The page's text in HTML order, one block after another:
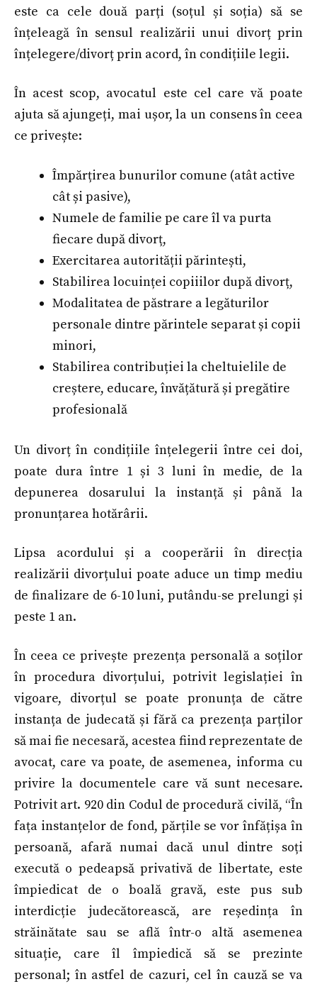
este ca cele două parți (soțul și soția) să se
înțeleagă în sensul realizării unui divorț prin
înțelegere/divorț prin acord, în condițiile legii.
În acest scop, avocatul este cel care vă poate
ajuta să ajungeți, mai ușor, la un consens în ceea
ce privește:
Împărțirea bunurilor comune (atât active
cât și pasive),
Numele de familie pe care îl va purta
fiecare după divorț,
Exercitarea autorității părintești,
Stabilirea locuinței copiiilor după divorț,
Modalitatea de păstrare a legăturilor
personale dintre părintele separat și copii
minori,
Stabilirea contribuției la cheltuielile de
creștere, educare, învățătură și pregătire
profesională
Un divorț în condițiile înțelegerii între cei doi,
poate dura între 1 și 3 luni în medie, de la
depunerea dosarului la instanță și până la
pronunțarea hotărârii.
Lipsa acordului și a cooperării în direcția
realizării divorțului poate aduce un timp mediu
de finalizare de 6-10 luni, putându-se prelungi și
peste 1 an.
În ceea ce privește prezența personală a soților
în procedura divorțului, potrivit legislației în
vigoare, divorțul se poate pronunța de către
instanța de judecată și fără ca prezența parților
să mai fie necesară, acestea fiind reprezentate de
avocat, care va poate, de asemenea, informa cu
privire la documentele care vă sunt necesare.
Potrivit art. 920 din Codul de procedură civilă, “În
fața instanțelor de fond, părțile se vor înfățișa în
persoană, afară numai dacă unul dintre soți
execută o pedeapsă privativă de libertate, este
împiedicat de o boală gravă, este pus sub
interdicție judecătorească, are reședința în
străinătate sau se află într-o altă asemenea
situație, care îl împiedică să se prezinte
personal; în astfel de cazuri, cel în cauză se va